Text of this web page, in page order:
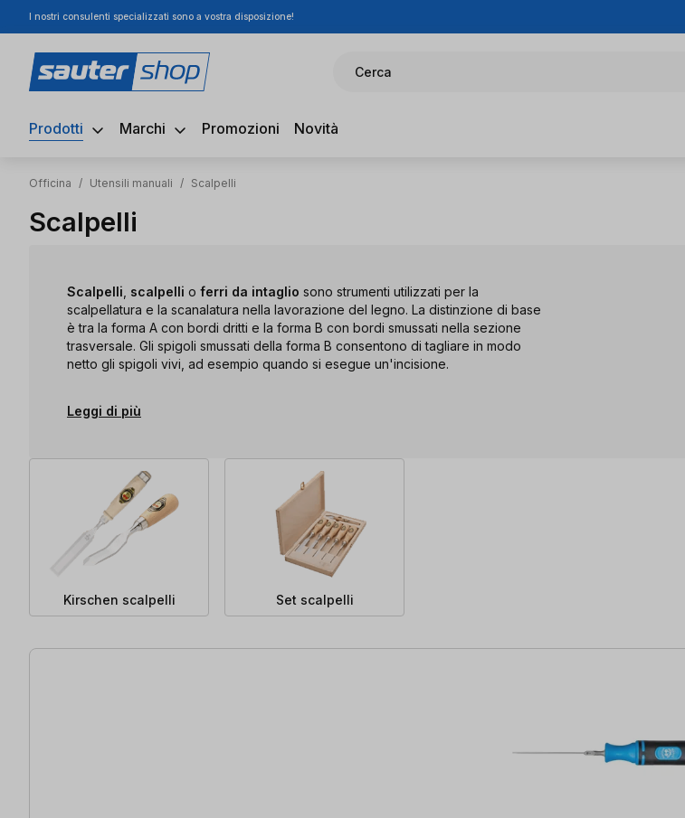
al contenuto principale
Salta alla ricerca
Passa alla navigazione principale
I nostri consulenti specializzati sono a vostra disposizione!
Cerca
Prodotti Marchi Promozioni Novità
Officina / Utensili manuali / Scalpelli
Scalpelli
Scalpelli scalpelli o ferri da intaglio sono strumenti utilizzati per la
scalpellatura e la scanalatura nella lavorazione del legno. La distinzione di base
è tra la forma A con bordi dritti e la forma B con bordi smussati nella sezione
trasversale. Gli spigoli smussati della forma B consentono di tagliare in modo
netto gli spigoli vivi, ad esempio quando si esegue un'incisione.
Leggi di più
Kirschen scalpelli Set scalpelli
64 articoli trovati